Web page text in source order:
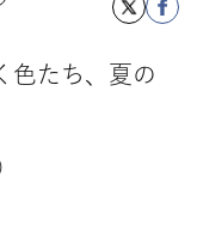
色たち、夏の